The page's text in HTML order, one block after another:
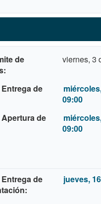
de
viernes, 3
de
09:00
de
09:00
de
jueves,